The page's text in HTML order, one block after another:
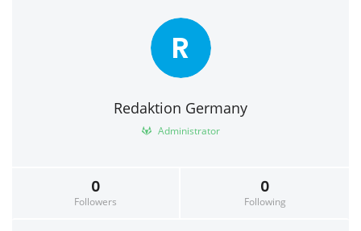
R
Redaktion Germany
Administrator
0
Followers
0
Following